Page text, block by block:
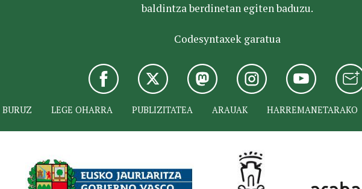
baldintza berdinetan egiten baduzu.
Codesyntaxek garatua
LEGE OHARRA PUBLIZITATEA ARAUAK HARREMANETARAKO